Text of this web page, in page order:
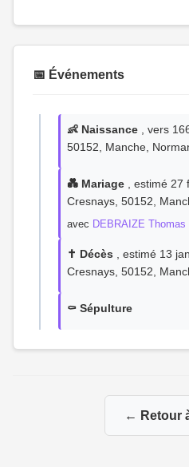
📅 Événements
👶 Naissance , vers
50152, Manche,
💑 Mariage , estimé 27
Cresnays, 50152,
avec DEBRAIZE Thomas
✝️ Décès , estimé 13
Cresnays, 50152,
⚰️ Sépulture
← Retour